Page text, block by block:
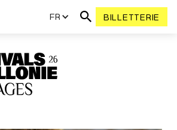
FR BILLETTERIE